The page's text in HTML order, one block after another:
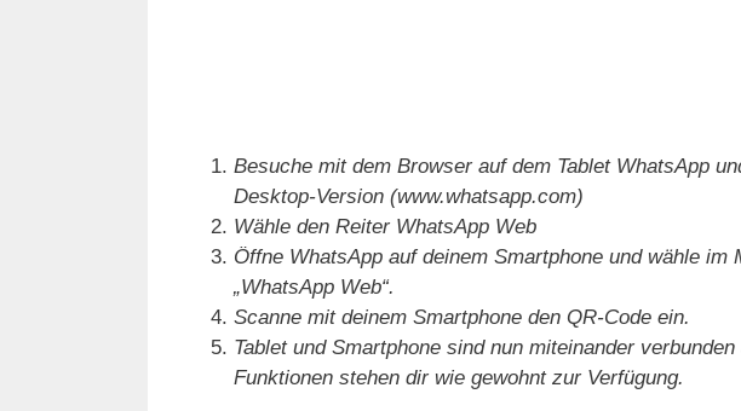
Besuche mit dem Browser auf dem Tablet WhatsApp
Desktop-Version (www.whatsapp.com)
Wähle den Reiter WhatsApp Web
Öffne WhatsApp auf deinem Smartphone und wähle im
„WhatsApp Web“.
Scanne mit deinem Smartphone den QR-Code ein.
Tablet und Smartphone sind nun miteinander
Funktionen stehen dir wie gewohnt zur Verfügung.